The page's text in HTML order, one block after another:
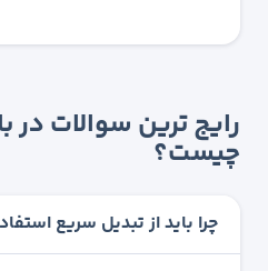
رایج ترین سوالات در
چیست؟
چرا باید از تبدیل سریع